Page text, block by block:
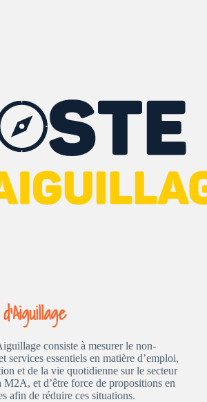
consiste à mesurer le non-
services essentiels en matière d’emploi,
et de la vie quotidienne sur le secteur
M2A, et d’être force de propositions en
afin de réduire ces situations.